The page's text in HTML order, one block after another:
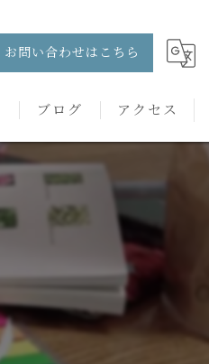
お問い合わせはこちら
ブログ アクセス